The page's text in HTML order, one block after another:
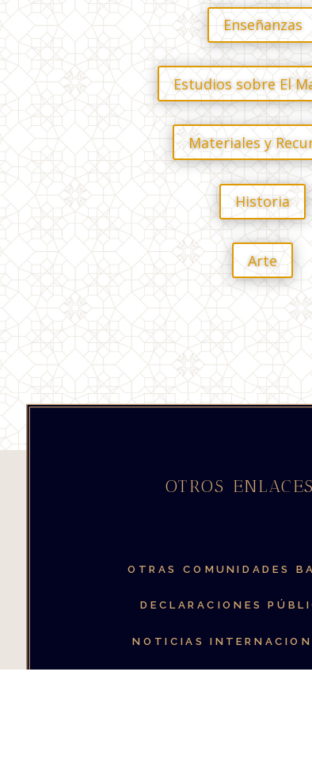
Enseñanzas
Estudios sobre El
Materiales y
Historia
Arte
OTROS ENLACES
OTRAS COMUNIDADES
DECLARACIONES
NOTICIAS